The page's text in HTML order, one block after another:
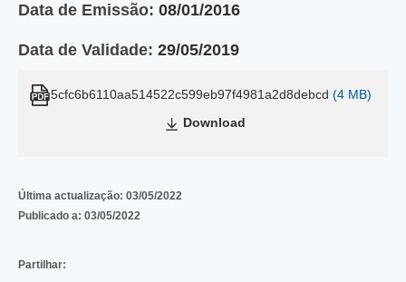
Data de Emissão: 08/01/2016
Data de Validade: 29/05/2019
5cfc6b6110aa514522c599eb97f4981a2d8debcd (4 MB)
Download
Última actualização: 03/05/2022
Publicado a: 03/05/2022
Partilhar: